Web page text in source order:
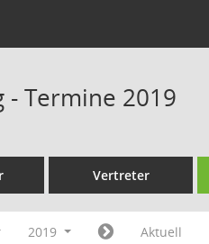
- Termine 2019
Vertreter
2019 Aktuell